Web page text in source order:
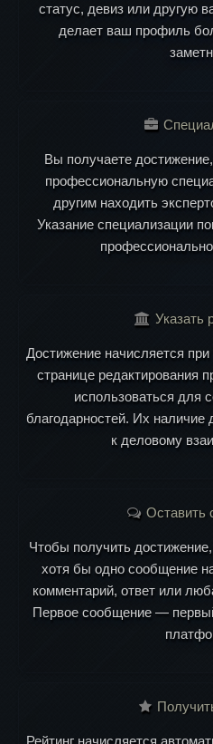
статус, девиз или другую
делает ваш профиль
Вы получаете
профессиональную
другим находить
Указание специализации
Указать
Достижение начисляется
странице редактирования
использоваться для
благодарностей. Их наличие
к деловому
Оставить
Чтобы получить
хотя бы одно сообщение
комментарий, ответ или
Первое сообщение —
Рейтинг начисляется